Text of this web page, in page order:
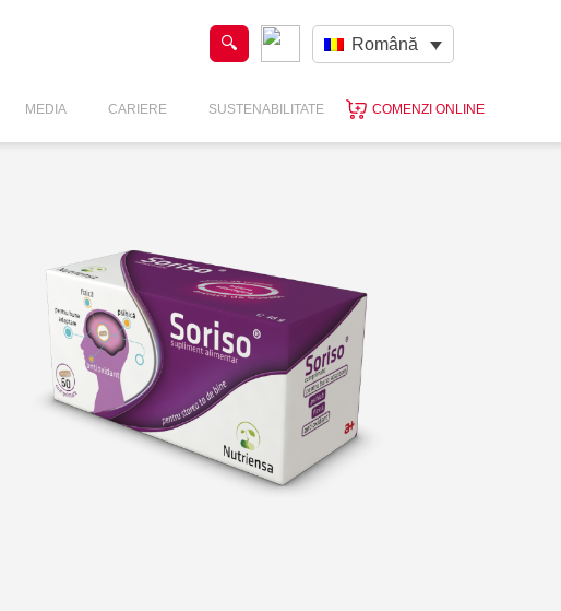
Română
MEDIA CARIERE SUSTENABILITATE COMENZI ONLINE